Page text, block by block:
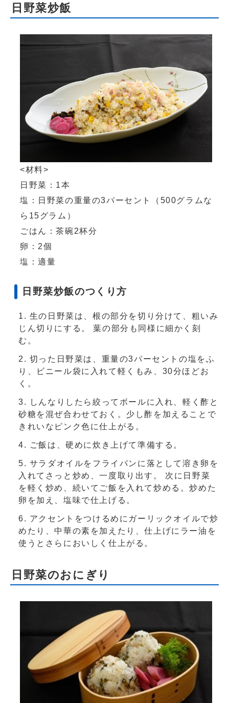
日野菜炒飯
<材料>
日野菜：1本
塩：日野菜の重量の3パーセント（500グラムな
ら15グラム）
ごはん：茶碗2杯分
卵：2個
塩：適量
日野菜炒飯のつくり方
生の日野菜は、根の部分を切り分けて、粗いみ
じん切りにする。 葉の部分も同様に細かく刻
む。
切った日野菜は、重量の3パーセントの塩をふ
り、ビニール袋に入れて軽くもみ、30分ほどお
く。
しんなりしたら絞ってボールに入れ、軽く酢と
砂糖を混ぜ合わせておく。少し酢を加えることで
きれいなピンク色に仕上がる。
ご飯は、硬めに炊き上げて準備する。
サラダオイルをフライパンに落として溶き卵を
入れてさっと炒め、一度取り出す。 次に日野菜
を軽く炒め、続いてご飯を入れて炒める。炒めた
卵を加え、塩味で仕上げる。
アクセントをつけるめにガーリックオイルで炒
めたり、中華の素を加えたり、仕上げにラー油を
使うとさらにおいしく仕上がる。
日野菜のおにぎり